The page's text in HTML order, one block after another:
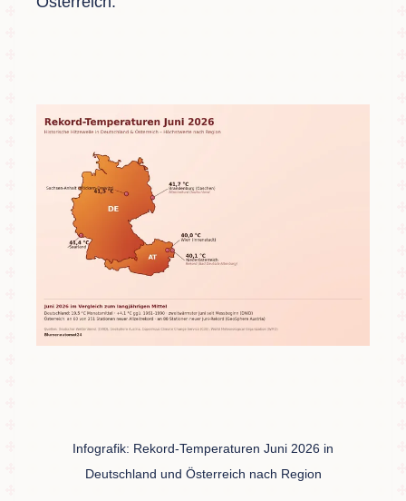
Infografik: Rekord-Temperaturen Juni 2026 in
Deutschland und Österreich nach Region